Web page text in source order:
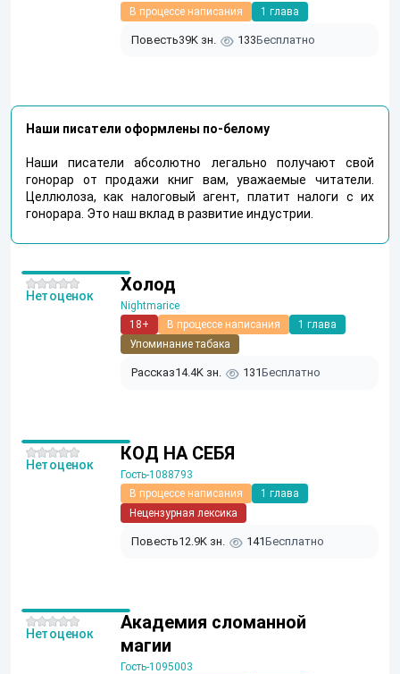
В процессе написания
1 глава
Повесть39K зн. 133Бесплатно
Наши писатели оформлены по-белому
Наши писатели абсолютно легально получают свой
гонорар от продажи книг вам, уважаемые читатели.
Целлюлоза, как налоговый агент, платит налоги с их
гонорара. Это наш вклад в развитие индустрии.
Холод
Nightmarice
18+
В процессе написания
1 глава
Упоминание табака
Рассказ14.4K зн. 131Бесплатно
Нет оценок
КОД НА СЕБЯ
Гость-1088793
В процессе написания
1 глава
Нецензурная лексика
Повесть12.9K зн. 141Бесплатно
Нет оценок
Академия сломанной
магии
Гость-1095003
Нет оценок